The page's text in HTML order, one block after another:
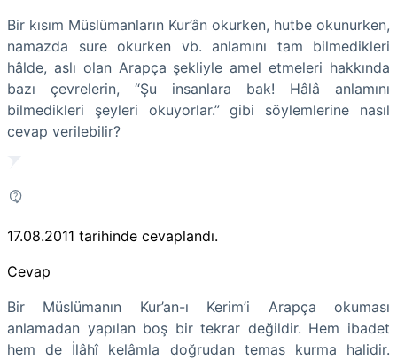
Bir kısım Müslümanların Kur’ân okurken, hutbe okunurken,
namazda sure okurken vb. anlamını tam bilmedikleri
hâlde, aslı olan Arapça şekliyle amel etmeleri hakkında
bazı çevrelerin, “Şu insanlara bak! Hâlâ anlamını
bilmedikleri şeyleri okuyorlar.” gibi söylemlerine nasıl
cevap verilebilir?
17.08.2011 tarihinde cevaplandı.
Cevap
Bir Müslümanın Kur’an-ı Kerim’i Arapça okuması
anlamadan yapılan boş bir tekrar değildir. Hem ibadet
hem de İlâhî kelâmla doğrudan temas kurma halidir.